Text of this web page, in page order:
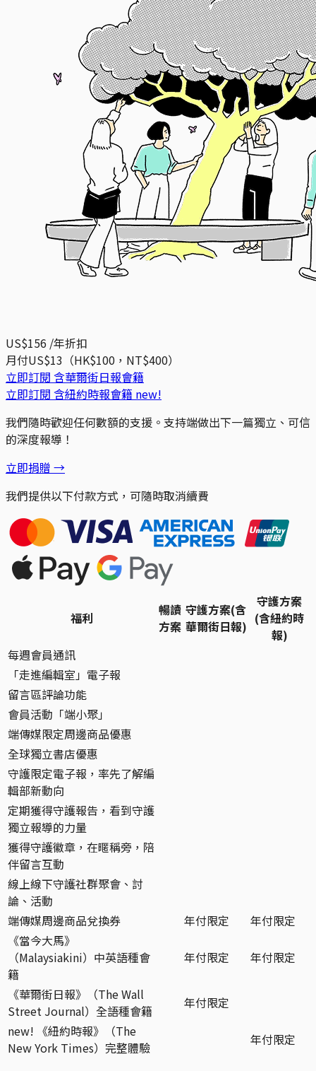
US$156 /年折扣
月付US$13（HK$100，NT$400）
立即訂閱 含華爾街日報會籍
立即訂閱 含紐約時報會籍 new!
我們隨時歡迎任何數額的支援。支持端做出下一篇獨立、可信
的深度報導！
立即捐贈 →
我們提供以下付款方式，可隨時取消續費
福利
暢讀
方案
守護方案(含
華爾街日報)
守護方案
(含紐約時
報)
每週會員通訊
「走進編輯室」電子報
留言區評論功能
會員活動「端小聚」
端傳媒限定周邊商品優惠
全球獨立書店優惠
守護限定電子報，率先了解編
輯部新動向
定期獲得守護報告，看到守護
獨立報導的力量
獲得守護徽章，在暱稱旁，陪
伴留言互動
線上線下守護社群聚會、討
論、活動
端傳媒周邊商品兌換券
年付限定
年付限定
《當今大馬》
（Malaysiakini）中英語種會
籍
年付限定 年付限定
《華爾街日報》（The Wall
Street Journal）全語種會籍
年付限定
new! 《紐約時報》（The
New York Times）完整體驗
年付限定